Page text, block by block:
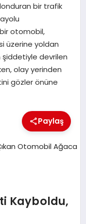
bir trafik
otomobil,
üzerine yoldan
şiddetiyle devrilen
olay yerinden
gözler önüne
Paylaş
Kayboldu,